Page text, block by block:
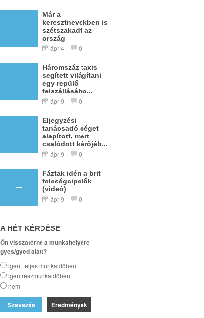
Már a
keresztnevekben is
szétszakadt az
ország
ápr 4 0
Háromszáz taxis
segített világítani
egy repülő
felszállásáho...
ápr 9 0
Eljegyzési
tanácsadó céget
alapított, mert
csalódott kérőjéb...
ápr 9 0
Fáztak idén a brit
feleségcipelők
(videó)
ápr 9 0
A HÉT KÉRDÉSE
Ön visszatérne a munkahelyére
gyes/gyed alatt?
igen, teljes munkaidőben
igen részmunkaidőben
nem
Eredmények